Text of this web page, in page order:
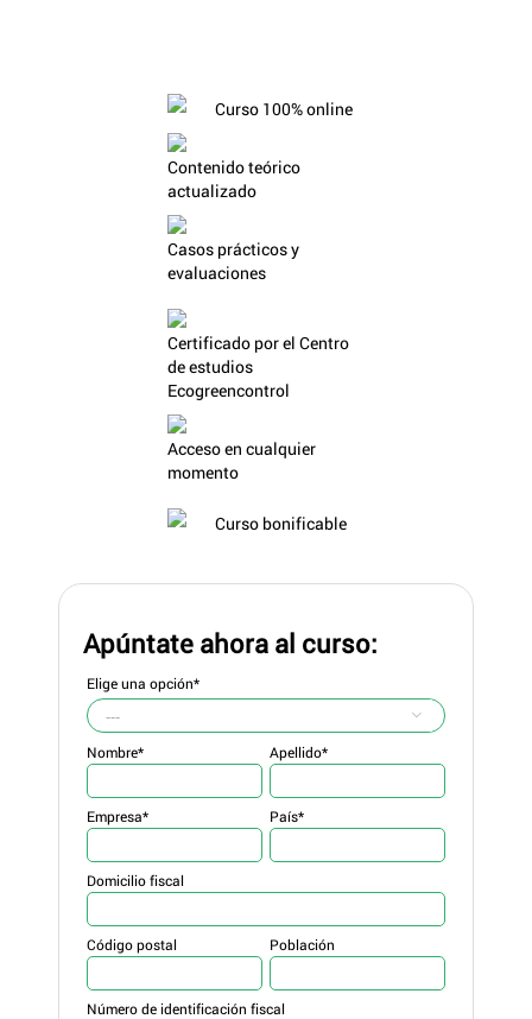
Curso 100% online
Contenido teórico
actualizado
Casos prácticos y
evaluaciones
Certificado por el Centro
de estudios
Ecogreencontrol
Acceso en cualquier
momento
Curso bonificable
Apúntate ahora al curso:
Elige una opción*

Nombre* Apellido*
Empresa* País*
Domicilio fiscal
Código postal Población
Número de identificación fiscal